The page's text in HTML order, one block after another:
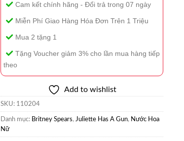
Cam kết chính hãng - Đổi trả trong 07 ngày
Miễn Phí Giao Hàng Hóa Đơn Trên 1 Triệu
Mua 2 tặng 1
Tặng Voucher giảm 3% cho lần mua hàng tiếp
theo
Add to wishlist
SKU: 110204
Danh mục: Britney Spears, Juliette Has A Gun, Nước Hoa
Nữ